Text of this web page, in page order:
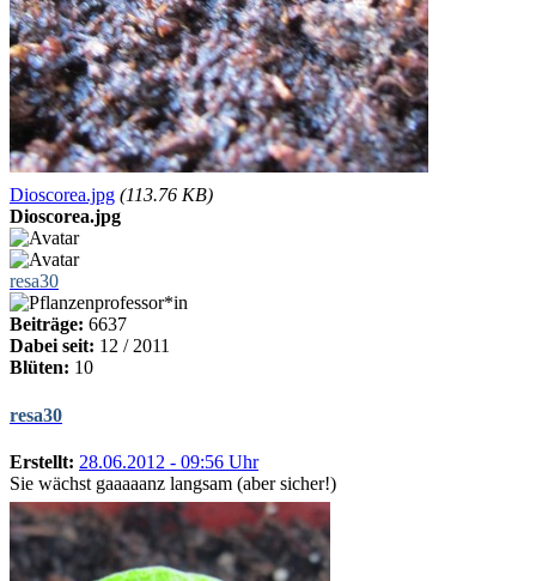
Dioscorea.jpg (113.76 KB)
Dioscorea.jpg
resa30
Beiträge: 6637
Dabei seit: 12 / 2011
Blüten: 10
resa30
Erstellt: 28.06.2012 - 09:56 Uhr
Sie wächst gaaaaanz langsam (aber sicher!)